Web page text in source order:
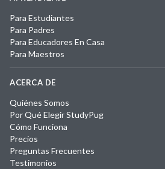
Para Estudiantes
Para Padres
Para Educadores En Casa
Para Maestros
ACERCA DE
Quiénes Somos
Por Qué Elegir StudyPug
Cómo Funciona
Precios
Preguntas Frecuentes
Testimonios